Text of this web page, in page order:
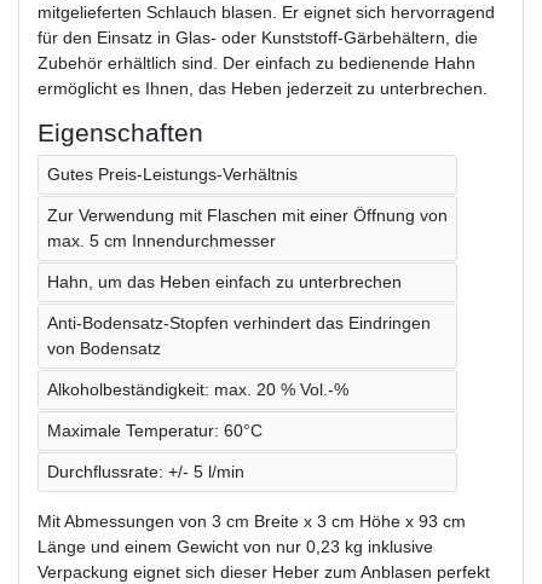
mitgelieferten Schlauch blasen. Er eignet sich hervorragend
für den Einsatz in Glas- oder Kunststoff-Gärbehältern, die
Zubehör erhältlich sind. Der einfach zu bedienende Hahn
ermöglicht es Ihnen, das Heben jederzeit zu unterbrechen.
Eigenschaften
Gutes Preis-Leistungs-Verhältnis
Zur Verwendung mit Flaschen mit einer Öffnung von
max. 5 cm Innendurchmesser
Hahn, um das Heben einfach zu unterbrechen
Anti-Bodensatz-Stopfen verhindert das Eindringen
von Bodensatz
Alkoholbeständigkeit: max. 20 % Vol.-%
Maximale Temperatur: 60°C
Durchflussrate: +/- 5 l/min
Mit Abmessungen von 3 cm Breite x 3 cm Höhe x 93 cm
Länge und einem Gewicht von nur 0,23 kg inklusive
Verpackung eignet sich dieser Heber zum Anblasen perfekt